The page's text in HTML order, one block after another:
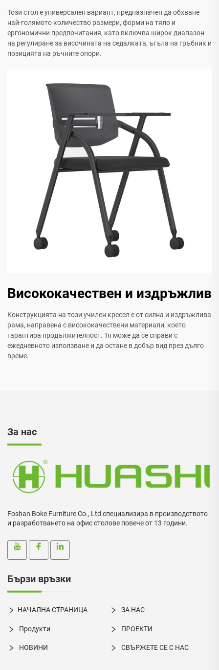
Този стол е универсален вариант, предназначен да обхване
най-голямото количество размери, форми на тяло и
ергономични предпочитания, като включва широк диапазон
на регулиране за височината на седалката, ъгъла на гръбник и
позицията на ръчните опори.
Висококачествен и издръжлив
Конструкцията на този училен кресел е от силна и издръжлива
рама, направена с висококачествени материали, което
гарантира продължителност. Тя може да се справи с
ежедневното използване и да остане в добър вид през дълго
време.
За нас
Foshan Boke Furniture Co., Ltd специализира в производството
и разработването на офис столове повече от 13 години.
Бързи връзки
НАЧАЛНА СТРАНИЦА ЗА НАС
Продукти ПРОЕКТИ
НОВИНИ СВЪРЖЕТЕ СЕ С НАС